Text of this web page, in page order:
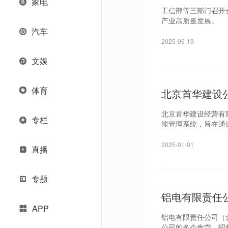
汽车
文娱
体育
专栏
直播
专题
APP
工信部等三部门召
产业高质量发展。
2025-06-19
北京首华建设
北京首华建设经营
能管理系统，旨在
2025-01-01
铝电有限责任
铝电有限责任公司